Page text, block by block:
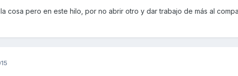
cosa pero en este hilo, por no abrir otro y dar trabajo de más al